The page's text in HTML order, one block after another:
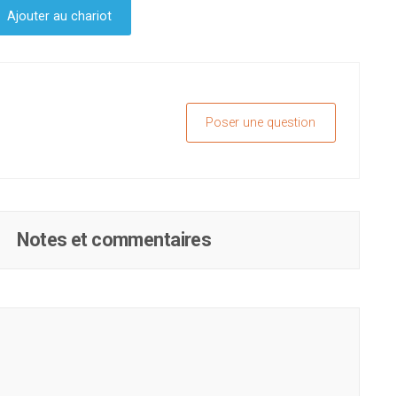
Ajouter au chariot
Poser une question
Notes et commentaires